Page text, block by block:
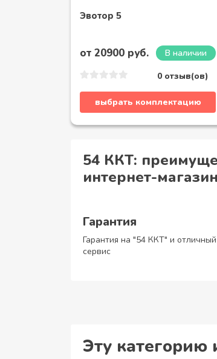
Эвотор 5
от 20900 руб.
В наличии
0 отзыв(ов)
выбрать комплектацию
54 ККТ:
интернет-
Гарантия
Гарантия на "54 ККТ" и отличный
сервис
Эту категорию